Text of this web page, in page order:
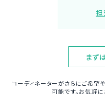
担
まず
コーディネーターがさらにご希望
可能です。お気軽に